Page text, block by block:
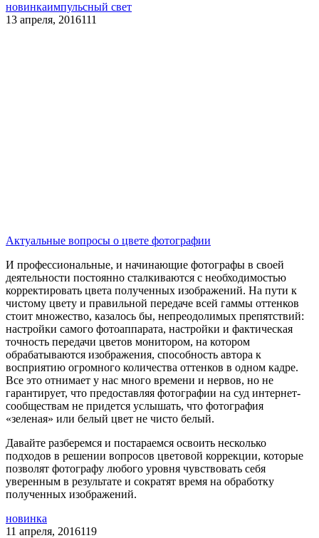
новинкаимпульсный свет
13 апреля, 2016111
Актуальные вопросы о цвете фотографии
И профессиональные, и начинающие фотографы в своей
деятельности постоянно сталкиваются с необходимостью
корректировать цвета полученных изображений. На пути к
чистому цвету и правильной передаче всей гаммы оттенков
стоит множество, казалось бы, непреодолимых препятствий:
настройки самого фотоаппарата, настройки и фактическая
точность передачи цветов монитором, на котором
обрабатываются изображения, способность автора к
восприятию огромного количества оттенков в одном кадре.
Все это отнимает у нас много времени и нервов, но не
гарантирует, что предоставляя фотографии на суд интернет-
сообществам не придется услышать, что фотография
«зеленая» или белый цвет не чисто белый.
Давайте разберемся и постараемся освоить несколько
подходов в решении вопросов цветовой коррекции, которые
позволят фотографу любого уровня чувствовать себя
уверенным в результате и сократят время на обработку
полученных изображений.
новинка
11 апреля, 2016119